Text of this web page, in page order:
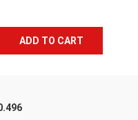
ADD TO CART